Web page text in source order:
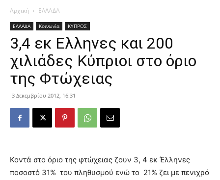
Αρχική ΕΛΛΑΔΑ
ΕΛΛΑΔΑ Κοινωνία ΚΥΠΡΟΣ
3,4 εκ Ελληνες και 200
χιλιάδες Κύπριοι στο όριο
της Φτώχειας
3 Δεκεμβρίου 2012, 16:31
Κοντά στο όριο της φτώχειας ζουν 3, 4 εκ Έλληνες
ποσοστό 31% του πληθυσμού ενώ το 21% ζει με πενιχρό